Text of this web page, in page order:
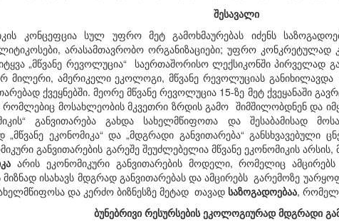
შესავალი
კონცეფცია სულ უფრო მეტ გამოხმაურებას იძენს
არასამთავრობო ორგანიზაციები; უფრო კონკრეტულად
„მწვანე რევოლუცია“ საერთაშორისო ლექსიკონში პირველად
მილერი, ამერიკელი ეკოლოგი, მწვანე რევოლუციას
ქვეყნებში. მეორე მწვანე რევოლუცია 15-ზე მეტ ქვეყანაში
რომლებიც მოსახლეობის მკვეთრი ზრდის გამო შიმშილობდნენ და
განვითარება გახდა სახელმწიფოთა და შესაბამისად
„მწვანე ეკონომიკა“ და „მდგრადი განვითარება“ განსხვავებული
განვითარების გარეშე შეუძლებელია მწვანე ეკონომიკის არსის,
არის ეკონომიკური განვითარების მოდელი, რომელიც
ისახავს მდგრად განვითარებას და ამცირებს გარემოზე
და კერძო ბიზნესზე მეტად თავად საზოგადოებაა,
ბუნებრივი რესურსებისეკოლოგიურადმდგრადი